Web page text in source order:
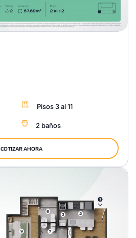
Pisos 3 al 11
2 baños
COTIZAR AHORA